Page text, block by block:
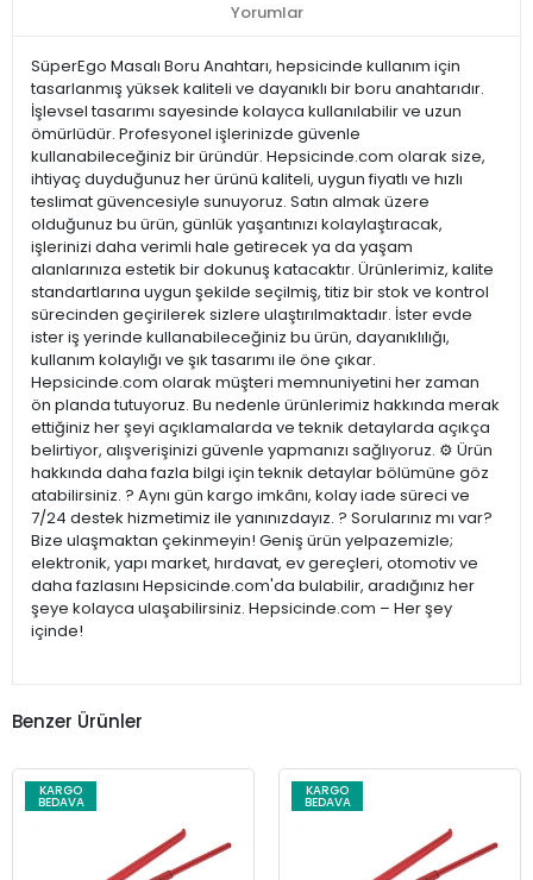
Yorumlar
SüperEgo Masalı Boru Anahtarı, hepsicinde kullanım için
tasarlanmış yüksek kaliteli ve dayanıklı bir boru anahtarıdır.
İşlevsel tasarımı sayesinde kolayca kullanılabilir ve uzun
ömürlüdür. Profesyonel işlerinizde güvenle
kullanabileceğiniz bir üründür. Hepsicinde.com olarak size,
ihtiyaç duyduğunuz her ürünü kaliteli, uygun fiyatlı ve hızlı
teslimat güvencesiyle sunuyoruz. Satın almak üzere
olduğunuz bu ürün, günlük yaşantınızı kolaylaştıracak,
işlerinizi daha verimli hale getirecek ya da yaşam
alanlarınıza estetik bir dokunuş katacaktır. Ürünlerimiz, kalite
standartlarına uygun şekilde seçilmiş, titiz bir stok ve kontrol
sürecinden geçirilerek sizlere ulaştırılmaktadır. İster evde
ister iş yerinde kullanabileceğiniz bu ürün, dayanıklılığı,
kullanım kolaylığı ve şık tasarımı ile öne çıkar.
Hepsicinde.com olarak müşteri memnuniyetini her zaman
ön planda tutuyoruz. Bu nedenle ürünlerimiz hakkında merak
ettiğiniz her şeyi açıklamalarda ve teknik detaylarda açıkça
belirtiyor, alışverişinizi güvenle yapmanızı sağlıyoruz. ⚙️ Ürün
hakkında daha fazla bilgi için teknik detaylar bölümüne göz
atabilirsiniz. ? Aynı gün kargo imkânı, kolay iade süreci ve
7/24 destek hizmetimiz ile yanınızdayız. ? Sorularınız mı var?
Bize ulaşmaktan çekinmeyin! Geniş ürün yelpazemizle;
elektronik, yapı market, hırdavat, ev gereçleri, otomotiv ve
daha fazlasını Hepsicinde.com'da bulabilir, aradığınız her
şeye kolayca ulaşabilirsiniz. Hepsicinde.com – Her şey
içinde!
Benzer Ürünler
KARGO
BEDAVA
KARGO
BEDAVA